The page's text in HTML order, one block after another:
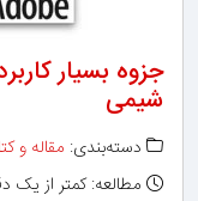
جزوه بسیار
شیمی
دسته‌بندی: مقاله و
مطالعه: کمتر از یک